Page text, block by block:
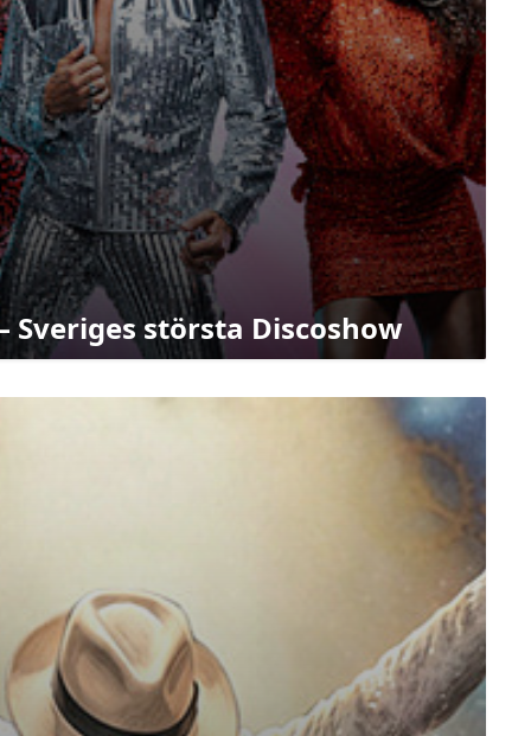
Sveriges största Discoshow